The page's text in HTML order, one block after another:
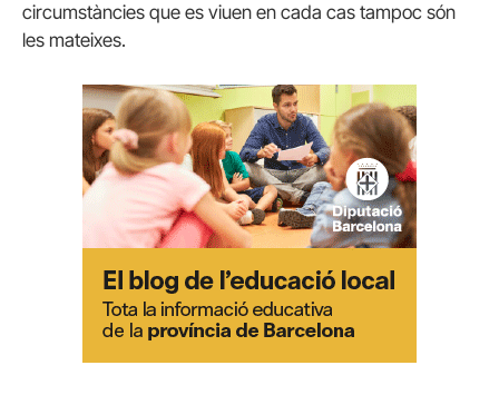
circumstàncies que es viuen en cada cas tampoc són
les mateixes.